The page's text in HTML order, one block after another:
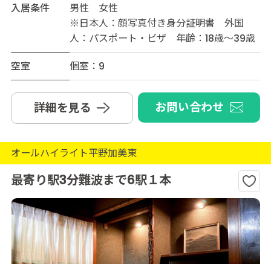
入居条件
男性 女性
※日本人：顔写真付き身分証明書 外国
人：パスポート・ビザ 年齢：18歳～39歳
空室
個室：9
詳細を見る お問い合わせ
オールハイライト平野加美東
最寄り駅3分難波まで6駅１本